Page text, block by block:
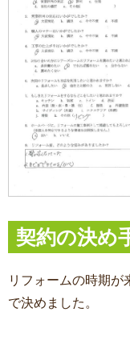
契約の決め
リフォームの時期が
で決めました。